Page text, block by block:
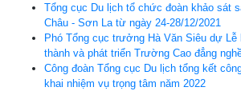
Tổng cục Du lịch tổ chức đoàn khảo sát
Châu - Sơn La từ ngày 24-28/12/2021
Phó Tổng cục trưởng Hà Văn Siêu dự Lễ
thành và phát triển Trường Cao đẳng
Công đoàn Tổng cục Du lịch tổng kết
khai nhiệm vụ trọng tâm năm 2022